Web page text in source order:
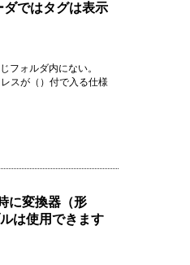
ではタグは表示
フォルダ内にない。
スが（）付で入る仕様
に変換器（形
は使用できます